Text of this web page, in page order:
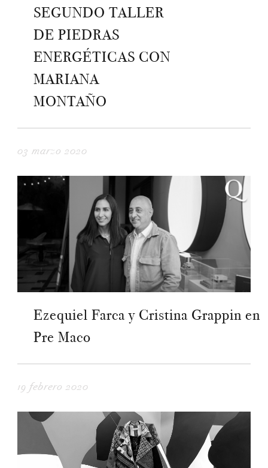
SEGUNDO TALLER
DE PIEDRAS
ENERGÉTICAS CON
MARIANA
MONTAÑO
03 marzo 2020
Ezequiel Farca y Cristina Grappin en
Pre Maco
19 febrero 2020